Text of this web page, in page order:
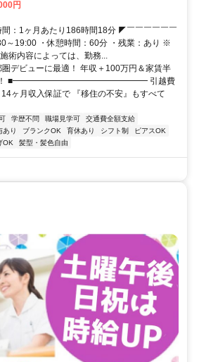
円
間：1ヶ月あたり186時間18分 ◤￣￣￣￣￣￣
～19:00 ・休憩時間：60分 ・残業：あり ※
術内容によっては、勤務...
デビューに最適！ 年収＋100万円＆家賃半
現！ ■━━━━━━━━━━━━━━━━ 引越費
ヶ月収入保証で 『移住の不安』もすべて
学歴不問 職場見学可
交通費全額支給
あり ブランクOK 育休あり シフト制
ピアスOK
OK 髪型・髪色自由